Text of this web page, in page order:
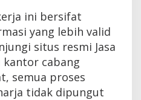
ini bersifat
yang lebih valid
situs resmi Jasa
kantor cabang
semua proses
tidak dipungut